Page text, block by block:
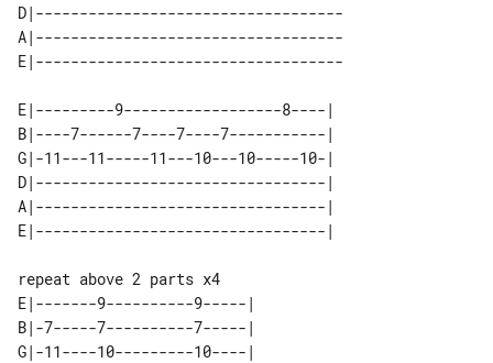
D|-----------------------------------
A|-----------------------------------
E|---------9------------------8----|
B|----7------7----7----7-----------|
G|-11---11-----11---10---10-----10-|
D|---------------------------------|
A|---------------------------------|
E|-------9----------9-----|
B|-7-----7----------7-----|
G|-11----10---------10----|